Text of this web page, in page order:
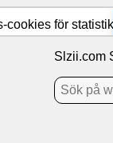
cookies för
Slzii.com